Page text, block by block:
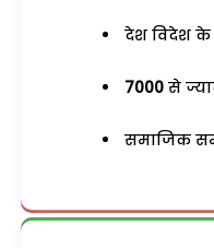
देश विदेश के
7000 से
समाजिक